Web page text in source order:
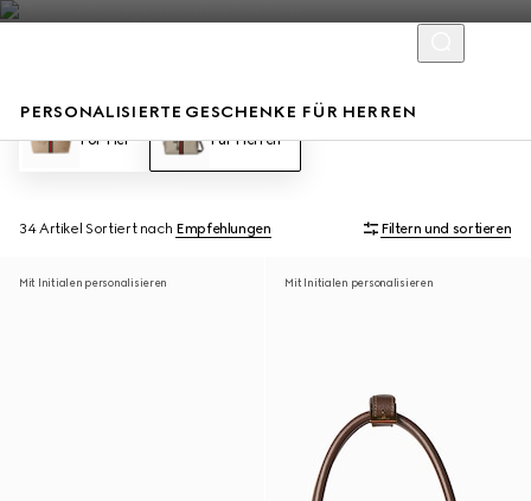
PERSONALISIERTE GESCHENKE FÜR HERREN
For Her Für Herren
34 Artikel Sortiert nach Empfehlungen Filtern und sortieren
Mit Initialen personalisieren Mit Initialen personalisieren